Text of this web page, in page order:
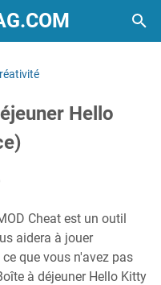
Hello
Cheat est un outil
aidera à jouer
que vous n'avez pas
à déjeuner Hello Kitty